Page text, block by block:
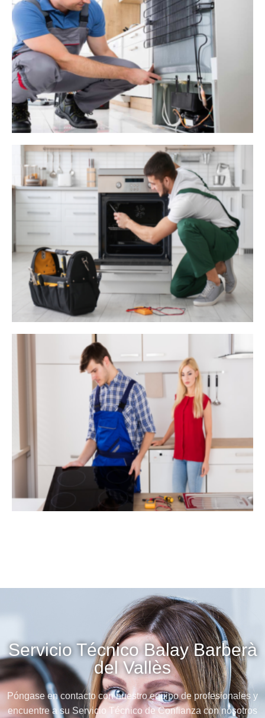
Servicio Técnico Balay Barberà
del Vallès
Póngase en contacto con nuestro equipo de profesionales y
encuentre a su Servicio Técnico de Confianza con nosotros